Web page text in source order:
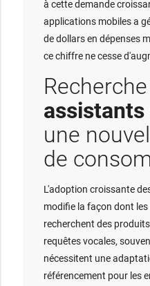
à cette demande
applications mobiles a
de dollars en dépenses
ce chiffre ne cesse
une
de
L'adoption croissante
modifie la façon dont
recherchent des
requêtes vocales,
nécessitent une
référencement pour les